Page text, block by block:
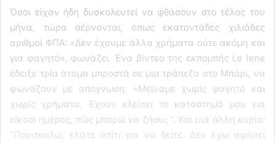
Όσοι είχαν ήδη δυσκολευτεί να φθάσουν στο τέλος του
μήνα, τώρα σέρνονται, όπως εκατοντάδες χιλιάδες
αριθμοί ΦΠΑ: «Δεν έχουμε άλλα χρήματα ούτε ακόμη και
για φαγητό», φωνάζει. Ένα βίντεο της εκπομπής Le Iene
έδειξε τρία άτομα μπροστά σε μια τράπεζα στο Μπάρι, να
φωνάζουν με απόγνωση: «Μείναμε χωρίς φαγητό και
χωρίς χρήματα. Έχουν κλείσει το κατάστημά μου για
είκοσι ημέρες, πώς μπορώ να ζήσω; “. Και μια άλλη κυρία:
“Παρακαλώ, ελάτε σπίτι για να δείτε. Δεν έχω αφήσει